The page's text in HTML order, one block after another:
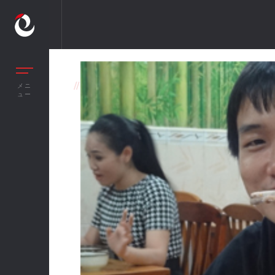
メニ
ュー
// TEAM BUILDING QUÝ 2/2014 – HAYABUSA